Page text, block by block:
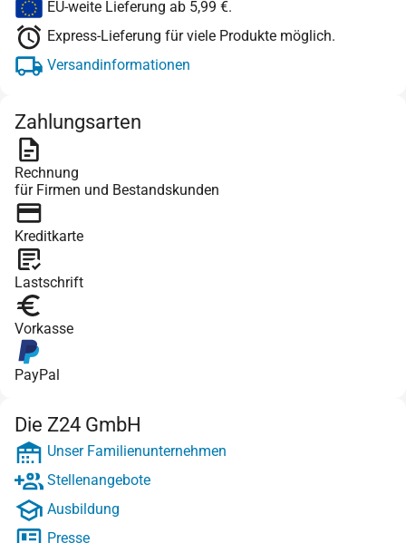
EU-weite Lieferung ab 5,99 €.
Express-Lieferung für viele Produkte möglich.
Versandinformationen
Zahlungsarten
Rechnung
für Firmen und Bestandskunden
Kreditkarte
Lastschrift
Vorkasse
PayPal
Die Z24 GmbH
Unser Familienunternehmen
Stellenangebote
Ausbildung
Presse